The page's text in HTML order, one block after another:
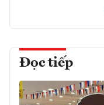
Đọc tiếp